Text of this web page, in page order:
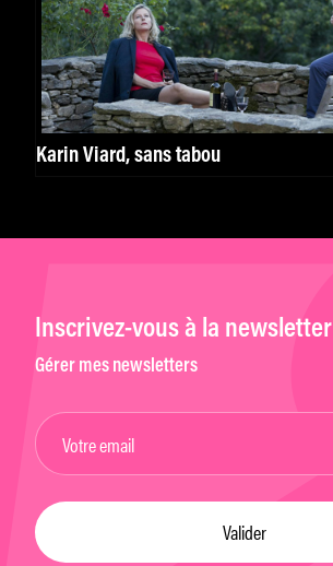
Karin Viard, sans tabou
Inscrivez-vous à la newsletter
Gérer mes newsletters